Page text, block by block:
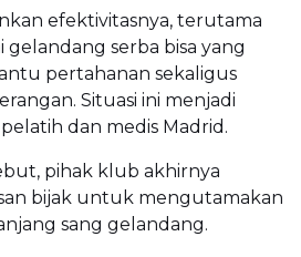
efektivitasnya, terutama
gelandang serba bisa yang
pertahanan sekaligus
Situasi ini menjadi
dan medis Madrid.
pihak klub akhirnya
bijak untuk mengutamakan
sang gelandang.